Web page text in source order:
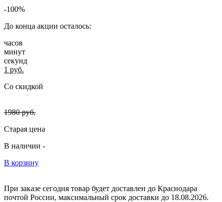
-100%
До конца акции осталось:
часов
минут
секунд
1 руб.
Со скидкой
1980руб.
Старая цена
В наличии -
В корзину
При заказе сегодня товар будет доставлен до Краснодара
почтой России, максимальный срок доставки до 18.08.2026.